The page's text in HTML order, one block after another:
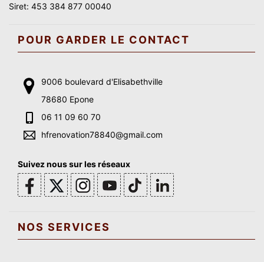
Siret: 453 384 877 00040
POUR GARDER LE CONTACT
9006 boulevard d'Elisabethville
78680 Epone
06 11 09 60 70
hfrenovation78840@gmail.com
Suivez nous sur les réseaux
NOS SERVICES